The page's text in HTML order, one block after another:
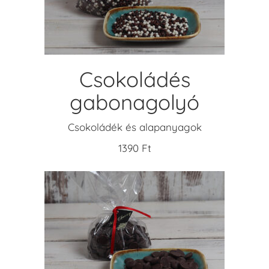
Csokoládés
gabonagolyó
Csokoládék és alapanyagok
1390 Ft
OPCIÓK VÁLASZTÁSA
Ennek
a
terméknek